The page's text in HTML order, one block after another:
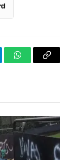
WhatsApp